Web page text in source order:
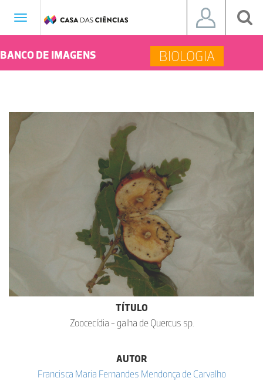
Toggle
BANCO DE IMAGENS BIOLOGIA
TÍTULO
Zoocecídia - galha de Quercus sp.
AUTOR
Francisca Maria Fernandes Mendonça de Carvalho